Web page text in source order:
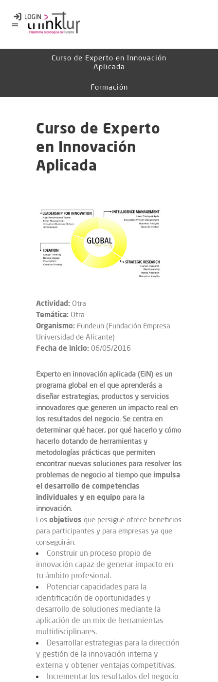
Curso de Experto en Innovación
Aplicada
Formación
Curso de Experto
en Innovación
Aplicada
Actividad: Otra
Temática: Otra
Organismo: Fundeun (Fundación Empresa
Universidad de Alicante)
Fecha de inicio: 06/05/2016
Experto en innovación aplicada (EiN) es un
programa global en el que aprenderás a
diseñar estrategias, productos y servicios
innovadores que generen un impacto real en
los resultados del negocio. Se centra en
determinar qué hacer, por qué hacerlo y cómo
hacerlo dotando de herramientas y
metodologías prácticas que permiten
encontrar nuevas soluciones para resolver los
problemas de negocio al tiempo que impulsa
el desarrollo de competencias
individuales y en equipo para la
innovación.
Los objetivos que persigue ofrece beneficios
para participantes y para empresas ya que
conseguirán:
Construir un proceso propio de
innovación capaz de generar impacto en
tu ámbito profesional.
Potenciar capacidades para la
identificación de oportunidades y
desarrollo de soluciones mediante la
aplicación de un mix de herramientas
multidisciplinares.
Desarrollar estrategias para la dirección
y gestión de la innovación interna y
externa y obtener ventajas competitivas.
Incrementar los resultados del negocio